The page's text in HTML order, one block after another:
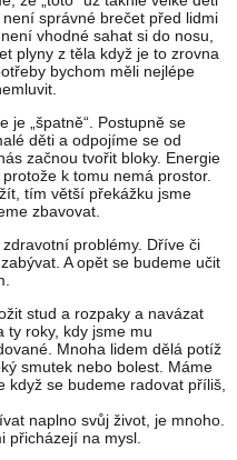
správné brečet před lidmi
vhodné sahat si do nosu,
plyny z těla když je to zrovna
bychom měli nejlépe
je „špatně“. Postupně se
děti a odpojíme se od
začnou tvořit bloky. Energie
k tomu nemá prostor.
tím větší překážku jsme
zbavovat.
problémy. Dříve či
A opět se budeme učit
stud a rozpaky a navázat
ty roky, kdy jsme mu
Mnoha lidem dělá potíž
smutek nebo bolest. Máme
když se budeme radovat příliš,
naplno svůj život, je mnoho.
přicházejí na mysl.